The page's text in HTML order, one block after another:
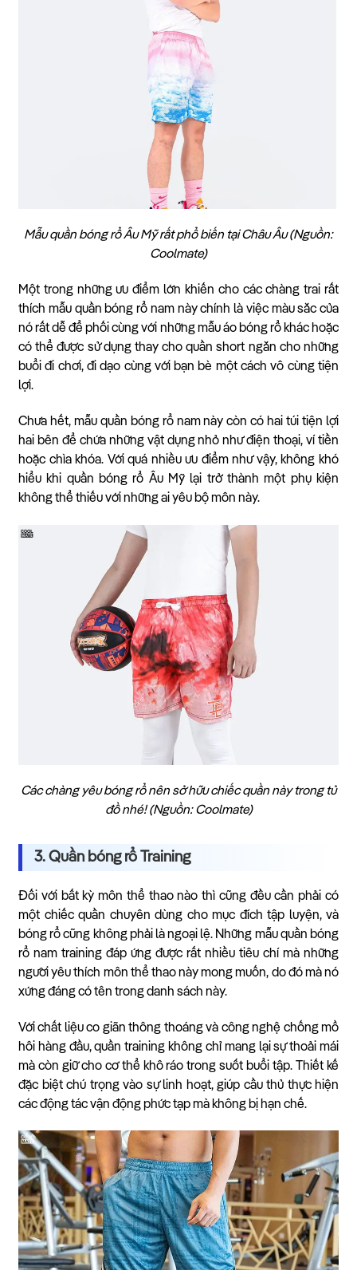
Mẫu quần bóng rổ Âu Mỹ rất phổ biến tại Châu Âu (Nguồn:
Coolmate)
Một trong những ưu điểm lớn khiến cho các chàng trai rất
thích mẫu quần bóng rổ nam này chính là việc màu sắc của
nó rất dễ để phối cùng với những mẫu áo bóng rổ khác hoặc
có thể được sử dụng thay cho quần short ngắn cho những
buổi đi chơi, đi dạo cùng với bạn bè một cách vô cùng tiện
lợi.
Chưa hết, mẫu quần bóng rổ nam này còn có hai túi tiện lợi
hai bên để chứa những vật dụng nhỏ như điện thoại, ví tiền
hoặc chìa khóa. Với quá nhiều ưu điểm như vậy, không khó
hiểu khi quần bóng rổ Âu Mỹ lại trở thành một phụ kiện
không thể thiếu với những ai yêu bộ môn này.
Các chàng yêu bóng rổ nên sở hữu chiếc quần này trong tủ
đồ nhé! (Nguồn: Coolmate)
3. Quần bóng rổ Training
Đối với bất kỳ môn thể thao nào thì cũng đều cần phải có
một chiếc quần chuyên dùng cho mục đích tập luyện, và
bóng rổ cũng không phải là ngoại lệ. Những mẫu quần bóng
rổ nam training đáp ứng được rất nhiều tiêu chí mà những
người yêu thích môn thể thao này mong muốn, do đó mà nó
xứng đáng có tên trong danh sách này.
Với chất liệu co giãn thông thoáng và công nghệ chống mồ
hôi hàng đầu, quần training không chỉ mang lại sự thoải mái
mà còn giữ cho cơ thể khô ráo trong suốt buổi tập. Thiết kế
đặc biệt chú trọng vào sự linh hoạt, giúp cầu thủ thực hiện
các động tác vận động phức tạp mà không bị hạn chế.